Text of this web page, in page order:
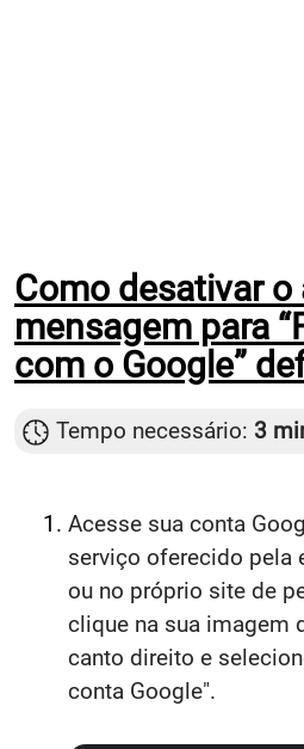
Como desativar
mensagem para
com o Google”
Tempo necessário: 3
Acesse sua conta
serviço oferecido pela
ou no próprio site de
clique na sua imagem
canto direito e
conta Google".